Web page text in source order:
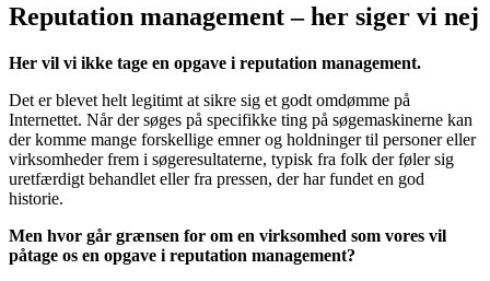
Reputation management – her siger vi nej
Her vil vi ikke tage en opgave i reputation management.
Det er blevet helt legitimt at sikre sig et godt omdømme på
Internettet. Når der søges på specifikke ting på søgemaskinerne kan
der komme mange forskellige emner og holdninger til personer eller
virksomheder frem i søgeresultaterne, typisk fra folk der føler sig
uretfærdigt behandlet eller fra pressen, der har fundet en god
historie.
Men hvor går grænsen for om en virksomhed som vores vil
påtage os en opgave i reputation management?